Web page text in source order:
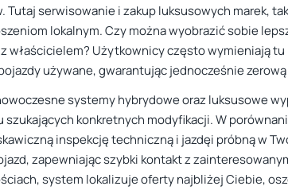
serwisowanie i zakup luksusowych marek,
lokalnym. Czy można wyobrazić sobie
właścicielem? Użytkownicy często wymieniają
używane, gwarantując jednocześnie
systemy hybrydowe oraz luksusowe
szukających konkretnych modyfikacji. W
inspekcję techniczną i jazdęi próbną w
zapewniając szybki kontakt z
system lokalizuje oferty najbliżej Ciebie,